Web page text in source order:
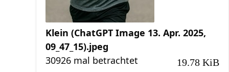
Klein (ChatGPT Image 13. Apr. 2025,
09_47_15).jpeg
30926 mal betrachtet
19.78 KiB